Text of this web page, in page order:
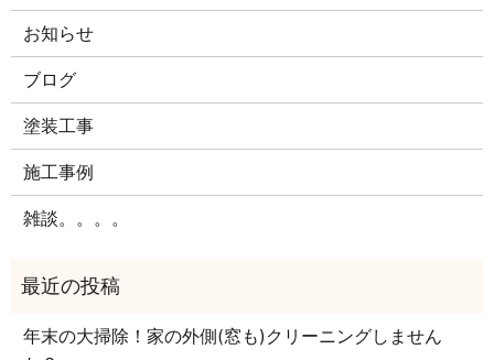
お知らせ
ブログ
塗装工事
施工事例
雑談。。。。
年末の大掃除！家の外側(窓も)クリーニングしません